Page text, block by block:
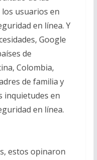
usuarios en
en línea. Y
Google
de
Colombia,
de familia y
inquietudes en
en línea.
estos opinaron